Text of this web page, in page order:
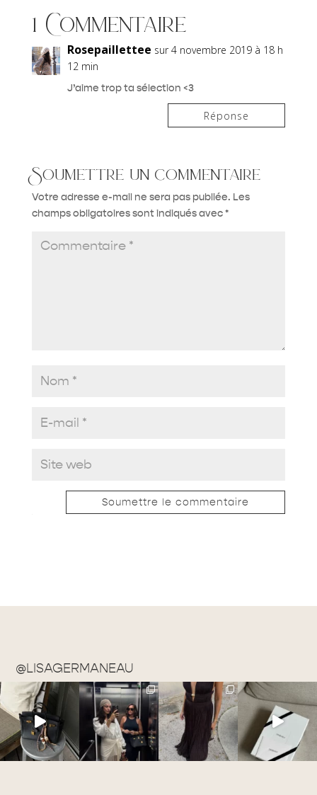
1 Commentaire
Rosepaillettee sur 4 novembre 2019 à 18 h
12 min
J’aime trop ta sélection <3
Réponse
Soumettre un commentaire
Votre adresse e-mail ne sera pas publiée. Les
champs obligatoires sont indiqués avec*
Soumettre le commentaire
@LISAGERMANEAU